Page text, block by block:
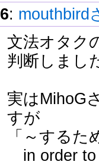
6: mouthbird
文法オタク
判断しまし
実はMihoG
すが
「～する
in order to